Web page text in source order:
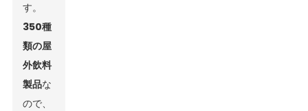
す。
350種
類の屋
外飲料
製品な
ので、